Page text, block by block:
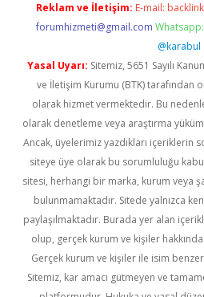
Reklam ve İletişim: E-mail:
forumhizmeti@gmail.com
@karabul
Yasal Uyarı: Sitemiz, 5651 Sayılı
ve İletişim Kurumu (BTK) tarafından
olarak hizmet vermektedir. Bu
olarak denetleme veya araştırma
Ancak, üyelerimiz yazdıkları içeriklerin
siteye üye olarak bu sorumluluğu
sitesi, herhangi bir marka, kurum veya
bulunmamaktadır. Sitede yalnızca
paylaşılmaktadır. Burada yer alan
olup, gerçek kurum ve kişiler
Gerçek kurum ve kişiler ile isim
Sitemiz, kar amacı gütmeyen ve